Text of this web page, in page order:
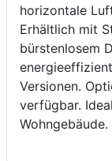
horizontale
Erhältlich mit
bürstenlosem
Versionen.
verfügbar.
Wohngebäude.